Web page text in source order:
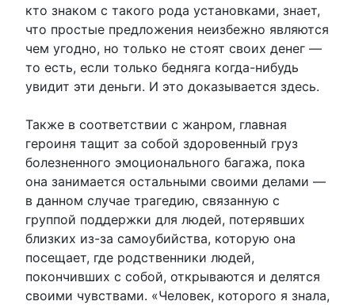
кто знаком с такого рода установками, знает,
что простые предложения неизбежно являются
чем угодно, но только не стоят своих денег —
то есть, если только бедняга когда-нибудь
увидит эти деньги. И это доказывается здесь.
Также в соответствии с жанром, главная
героиня тащит за собой здоровенный груз
болезненного эмоционального багажа, пока
она занимается остальными своими делами —
в данном случае трагедию, связанную с
группой поддержки для людей, потерявших
близких из-за самоубийства, которую она
посещает, где родственники людей,
покончивших с собой, открываются и делятся
своими чувствами. «Человек, которого я знала,